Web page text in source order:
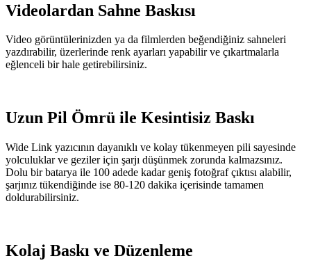
Videolardan Sahne Baskısı
Video görüntülerinizden ya da filmlerden beğendiğiniz sahneleri
yazdırabilir, üzerlerinde renk ayarları yapabilir ve çıkartmalarla
eğlenceli bir hale getirebilirsiniz.
Uzun Pil Ömrü ile Kesintisiz Baskı
Wide Link yazıcının dayanıklı ve kolay tükenmeyen pili sayesinde
yolculuklar ve geziler için şarjı düşünmek zorunda kalmazsınız.
Dolu bir batarya ile 100 adede kadar geniş fotoğraf çıktısı alabilir,
şarjınız tükendiğinde ise 80-120 dakika içerisinde tamamen
doldurabilirsiniz.
Kolaj Baskı ve Düzenleme